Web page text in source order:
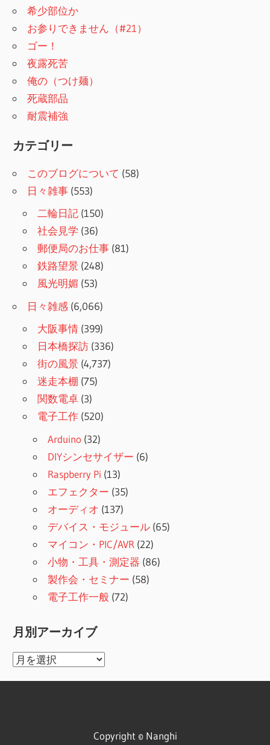
希少部位か
お参りできません（#21）
ゴー！
夜露死苦
俺の（つけ麺）
死蔵部品
耐震補強
カテゴリー
このブログについて (58)
日々雑事 (553)
二輪日記 (150)
社会見学 (36)
郵便局のお仕事 (81)
鉄路望景 (248)
風光明媚 (53)
日々雑感 (6,066)
大阪事情 (399)
日本橋探訪 (336)
街の風景 (4,737)
迷走本棚 (75)
関数電卓 (3)
電子工作 (520)
Arduino (32)
DIYシンセサイザー (6)
Raspberry Pi (13)
エフェクター (35)
オーディオ (137)
デバイス・モジュール (65)
マイコン・PIC/AVR (22)
小物・工具・測定器 (86)
製作会・セミナー (58)
電子工作一般 (72)
月別アーカイブ
月
Copyright © Nanghi